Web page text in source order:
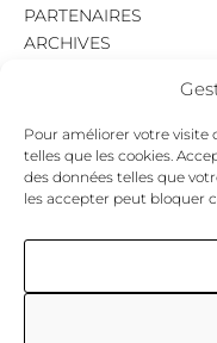
Pour améliorer votre visite
telles que les cookies.
des données telles que
les accepter peut bloquer
PARTENAIRES
ARCHIVES
MENTIONS LÉGALES
POLITIQUE DE
COOKIES
NEWSLETTER
pour ne jamais passer